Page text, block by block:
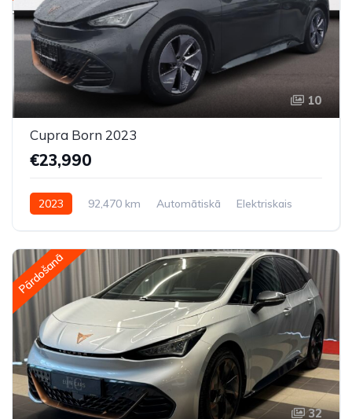
10
Cupra Born 2023
€23,990
2023 92,470 km Automātiskā
Elektriskais
Pārdošanā
32